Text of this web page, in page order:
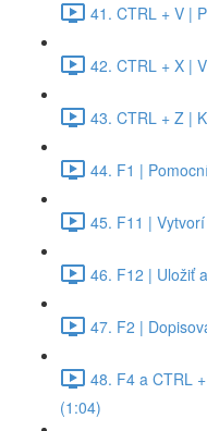
41. CTRL + V |
42. CTRL + X |
43. CTRL + Z |
44. F1 |
45. F11 |
46. F12 | Uložiť
47. F2 |
48. F4 a CTRL
(1:04)